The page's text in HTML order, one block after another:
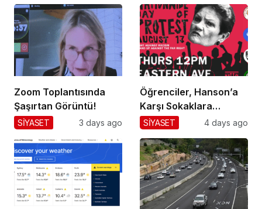
Zoom Toplantısında
Şaşırtan Görüntü!
SİYASET 3 days ago
Öğrenciler, Hanson’a
Karşı Sokaklara
Dökülüyor!
SİYASET 4 days ago